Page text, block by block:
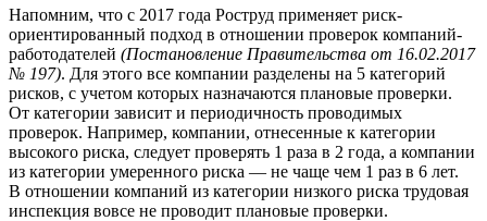
Напомним, что с 2017 года Роструд применяет риск-
ориентированный подход в отношении проверок компаний-
работодателей (Постановление Правительства от 16.02.2017
№ 197). Для этого все компании разделены на 5 категорий
рисков, с учетом которых назначаются плановые проверки.
От категории зависит и периодичность проводимых
проверок. Например, компании, отнесенные к категории
высокого риска, следует проверять 1 раза в 2 года, а компании
из категории умеренного риска — не чаще чем 1 раз в 6 лет.
В отношении компаний из категории низкого риска трудовая
инспекция вовсе не проводит плановые проверки.